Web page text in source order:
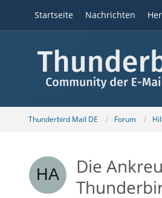
Startseite Nachrichten
Thunderbird Mail DE Forum
Die